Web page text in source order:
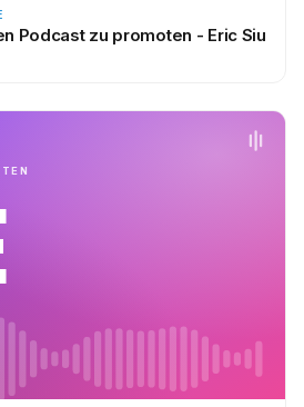
Podcast zu promoten - Eric Siu